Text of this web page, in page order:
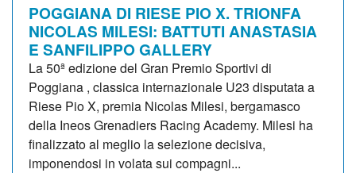
POGGIANA DI RIESE PIO X. TRIONFA
NICOLAS MILESI: BATTUTI ANASTASIA
E SANFILIPPO GALLERY
La 50ª edizione del Gran Premio Sportivi di
Poggiana , classica internazionale U23 disputata a
Riese Pio X, premia Nicolas Milesi, bergamasco
della Ineos Grenadiers Racing Academy. Milesi ha
finalizzato al meglio la selezione decisiva,
imponendosi in volata sui compagni...